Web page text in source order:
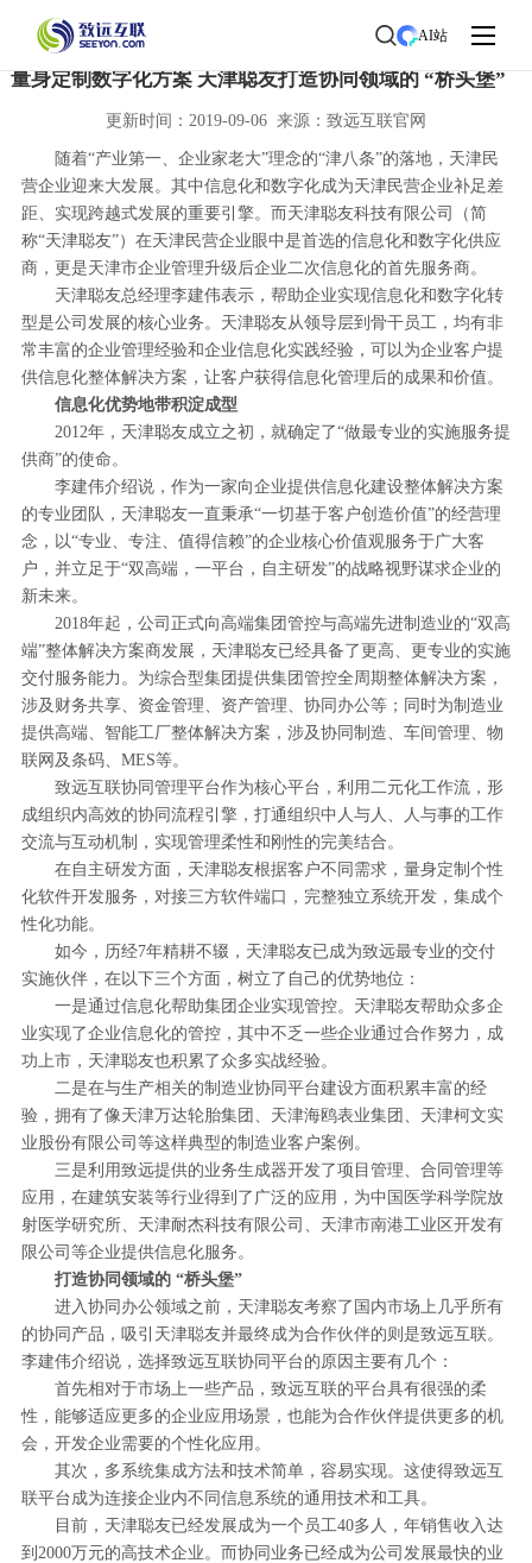
AI站
首页>了解致远>新闻中心
量身定制数字化方案 天津聪友打造协同领域的 “桥头堡”
更新时间：2019-09-06 来源：致远互联官网
随着“产业第一、企业家老大”理念的“津八条”的落地，天津民
营企业迎来大发展。其中信息化和数字化成为天津民营企业补足差
距、实现跨越式发展的重要引擎。而天津聪友科技有限公司（简
称“天津聪友”）在天津民营企业眼中是首选的信息化和数字化供应
商，更是天津市企业管理升级后企业二次信息化的首先服务商。
天津聪友总经理李建伟表示，帮助企业实现信息化和数字化转
型是公司发展的核心业务。天津聪友从领导层到骨干员工，均有非
常丰富的企业管理经验和企业信息化实践经验，可以为企业客户提
供信息化整体解决方案，让客户获得信息化管理后的成果和价值。
信息化优势地带积淀成型
2012年，天津聪友成立之初，就确定了“做最专业的实施服务提
供商”的使命。
李建伟介绍说，作为一家向企业提供信息化建设整体解决方案
的专业团队，天津聪友一直秉承“一切基于客户创造价值”的经营理
念，以“专业、专注、值得信赖”的企业核心价值观服务于广大客
户，并立足于“双高端，一平台，自主研发”的战略视野谋求企业的
新未来。
2018年起，公司正式向高端集团管控与高端先进制造业的“双高
端”整体解决方案商发展，天津聪友已经具备了更高、更专业的实施
交付服务能力。为综合型集团提供集团管控全周期整体解决方案，
涉及财务共享、资金管理、资产管理、协同办公等；同时为制造业
提供高端、智能工厂整体解决方案，涉及协同制造、车间管理、物
联网及条码、MES等。
致远互联协同管理平台作为核心平台，利用二元化工作流，形
成组织内高效的协同流程引擎，打通组织中人与人、人与事的工作
交流与互动机制，实现管理柔性和刚性的完美结合。
在自主研发方面，天津聪友根据客户不同需求，量身定制个性
化软件开发服务，对接三方软件端口，完整独立系统开发，集成个
性化功能。
如今，历经7年精耕不辍，天津聪友已成为致远最专业的交付
实施伙伴，在以下三个方面，树立了自己的优势地位：
一是通过信息化帮助集团企业实现管控。天津聪友帮助众多企
业实现了企业信息化的管控，其中不乏一些企业通过合作努力，成
功上市，天津聪友也积累了众多实战经验。
二是在与生产相关的制造业协同平台建设方面积累丰富的经
验，拥有了像天津万达轮胎集团、天津海鸥表业集团、天津柯文实
业股份有限公司等这样典型的制造业客户案例。
三是利用致远提供的业务生成器开发了项目管理、合同管理等
应用，在建筑安装等行业得到了广泛的应用，为中国医学科学院放
射医学研究所、天津耐杰科技有限公司、天津市南港工业区开发有
限公司等企业提供信息化服务。
打造协同领域的 “桥头堡”
进入协同办公领域之前，天津聪友考察了国内市场上几乎所有
的协同产品，吸引天津聪友并最终成为合作伙伴的则是致远互联。
李建伟介绍说，选择致远互联协同平台的原因主要有几个：
首先相对于市场上一些产品，致远互联的平台具有很强的柔
性，能够适应更多的企业应用场景，也能为合作伙伴提供更多的机
会，开发企业需要的个性化应用。
其次，多系统集成方法和技术简单，容易实现。这使得致远互
联平台成为连接企业内不同信息系统的通用技术和工具。
目前，天津聪友已经发展成为一个员工40多人，年销售收入达
到2000万元的高技术企业。而协同业务已经成为公司发展最快的业